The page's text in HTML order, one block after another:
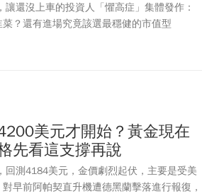
還沒上車的投資人「懼高症」集體發作：
？還有進場究竟該選最穩健的市值型
還是近期靠著經理人主動選股爆紅的主動
美元才開始？黃金現在
先看這支撐再說
測4184美元，金價劇烈起伏，主要是受美
早前阿帕契直升機遭德黑蘭擊落進行報復，